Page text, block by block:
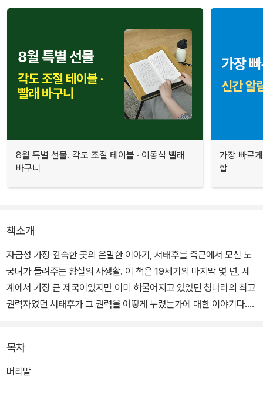
8월 특별 선물. 각도 조절 테이블 · 이동식 빨래
바구니
가장 빠르
합
책소개
자금성 가장 깊숙한 곳의 은밀한 이야기, 서태후를 측근에서 모신 노
궁녀가 들려주는 황실의 사생활. 이 책은 19세기의 마지막 몇 년, 세
계에서 가장 큰 제국이었지만 이미 허물어지고 있었던 청나라의 최고
권력자였던 서태후가 그 권력을 어떻게 누렸는가에 대한 이야기다.
서태후와 가장 가까이 있었던 궁녀의 이야기를 재구성한 이 책은 우
목차
머리말